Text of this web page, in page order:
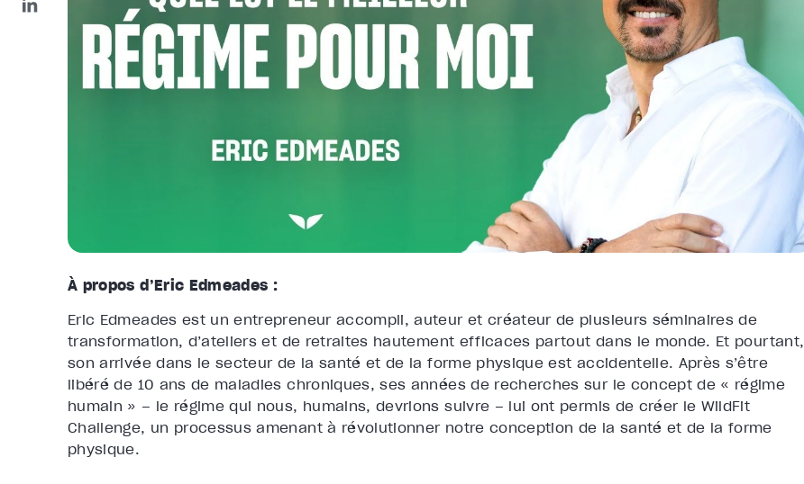
À propos d’Eric Edmeades :
Eric Edmeades est un entrepreneur accompli, auteur et créateur de plusieurs séminaires de
transformation, d’ateliers et de retraites hautement efficaces partout dans le monde. Et pourtant,
son arrivée dans le secteur de la santé et de la forme physique est accidentelle. Après s’être
libéré de 10 ans de maladies chroniques, ses années de recherches sur le concept de « régime
humain » – le régime qui nous, humains, devrions suivre – lui ont permis de créer le WildFit
Challenge, un processus amenant à révolutionner notre conception de la santé et de la forme
physique.